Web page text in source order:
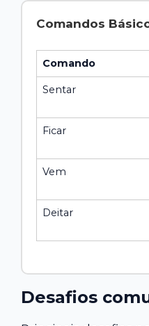
Comandos
Comando
Sentar
Ficar
Vem
Deitar
Desafios